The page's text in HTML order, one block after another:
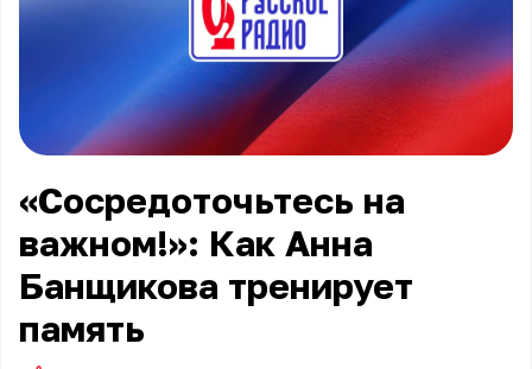
«Сосредоточьтесь на
важном!»: Как Анна
Банщикова тренирует
память